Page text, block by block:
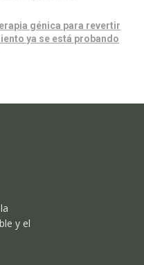
génica para revertir
ya se está probando
y el